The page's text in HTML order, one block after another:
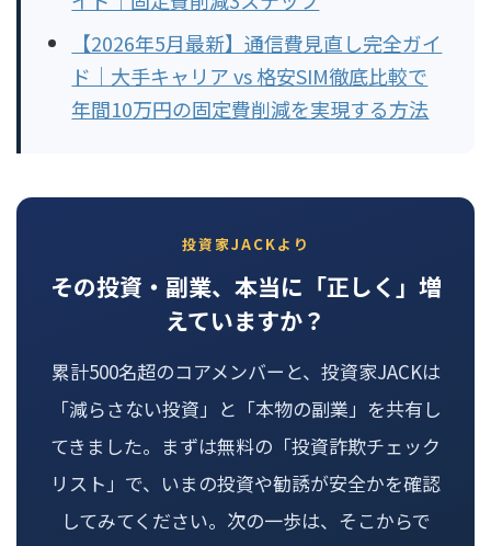
【2026年5月最新】通信費見直し完全ガイ
ド｜大手キャリア vs 格安SIM徹底比較で
年間10万円の固定費削減を実現する方法
投資家JACKより
その投資・副業、本当に「正しく」増
えていますか？
累計500名超のコアメンバーと、投資家JACKは
「減らさない投資」と「本物の副業」を共有し
てきました。まずは無料の「投資詐欺チェック
リスト」で、いまの投資や勧誘が安全かを確認
してみてください。次の一歩は、そこからで